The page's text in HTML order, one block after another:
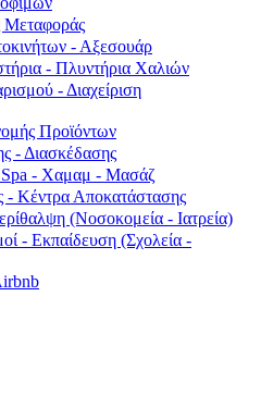
- Αξεσουάρ
- Πλυντήρια Χαλιών
- Διαχείριση
Προϊόντων
- Διασκέδασης
Spa - Χαμαμ - Μασάζ
- Κέντρα Αποκατάστασης
(Νοσοκομεία - Ιατρεία)
- Εκπαίδευση (Σχολεία -